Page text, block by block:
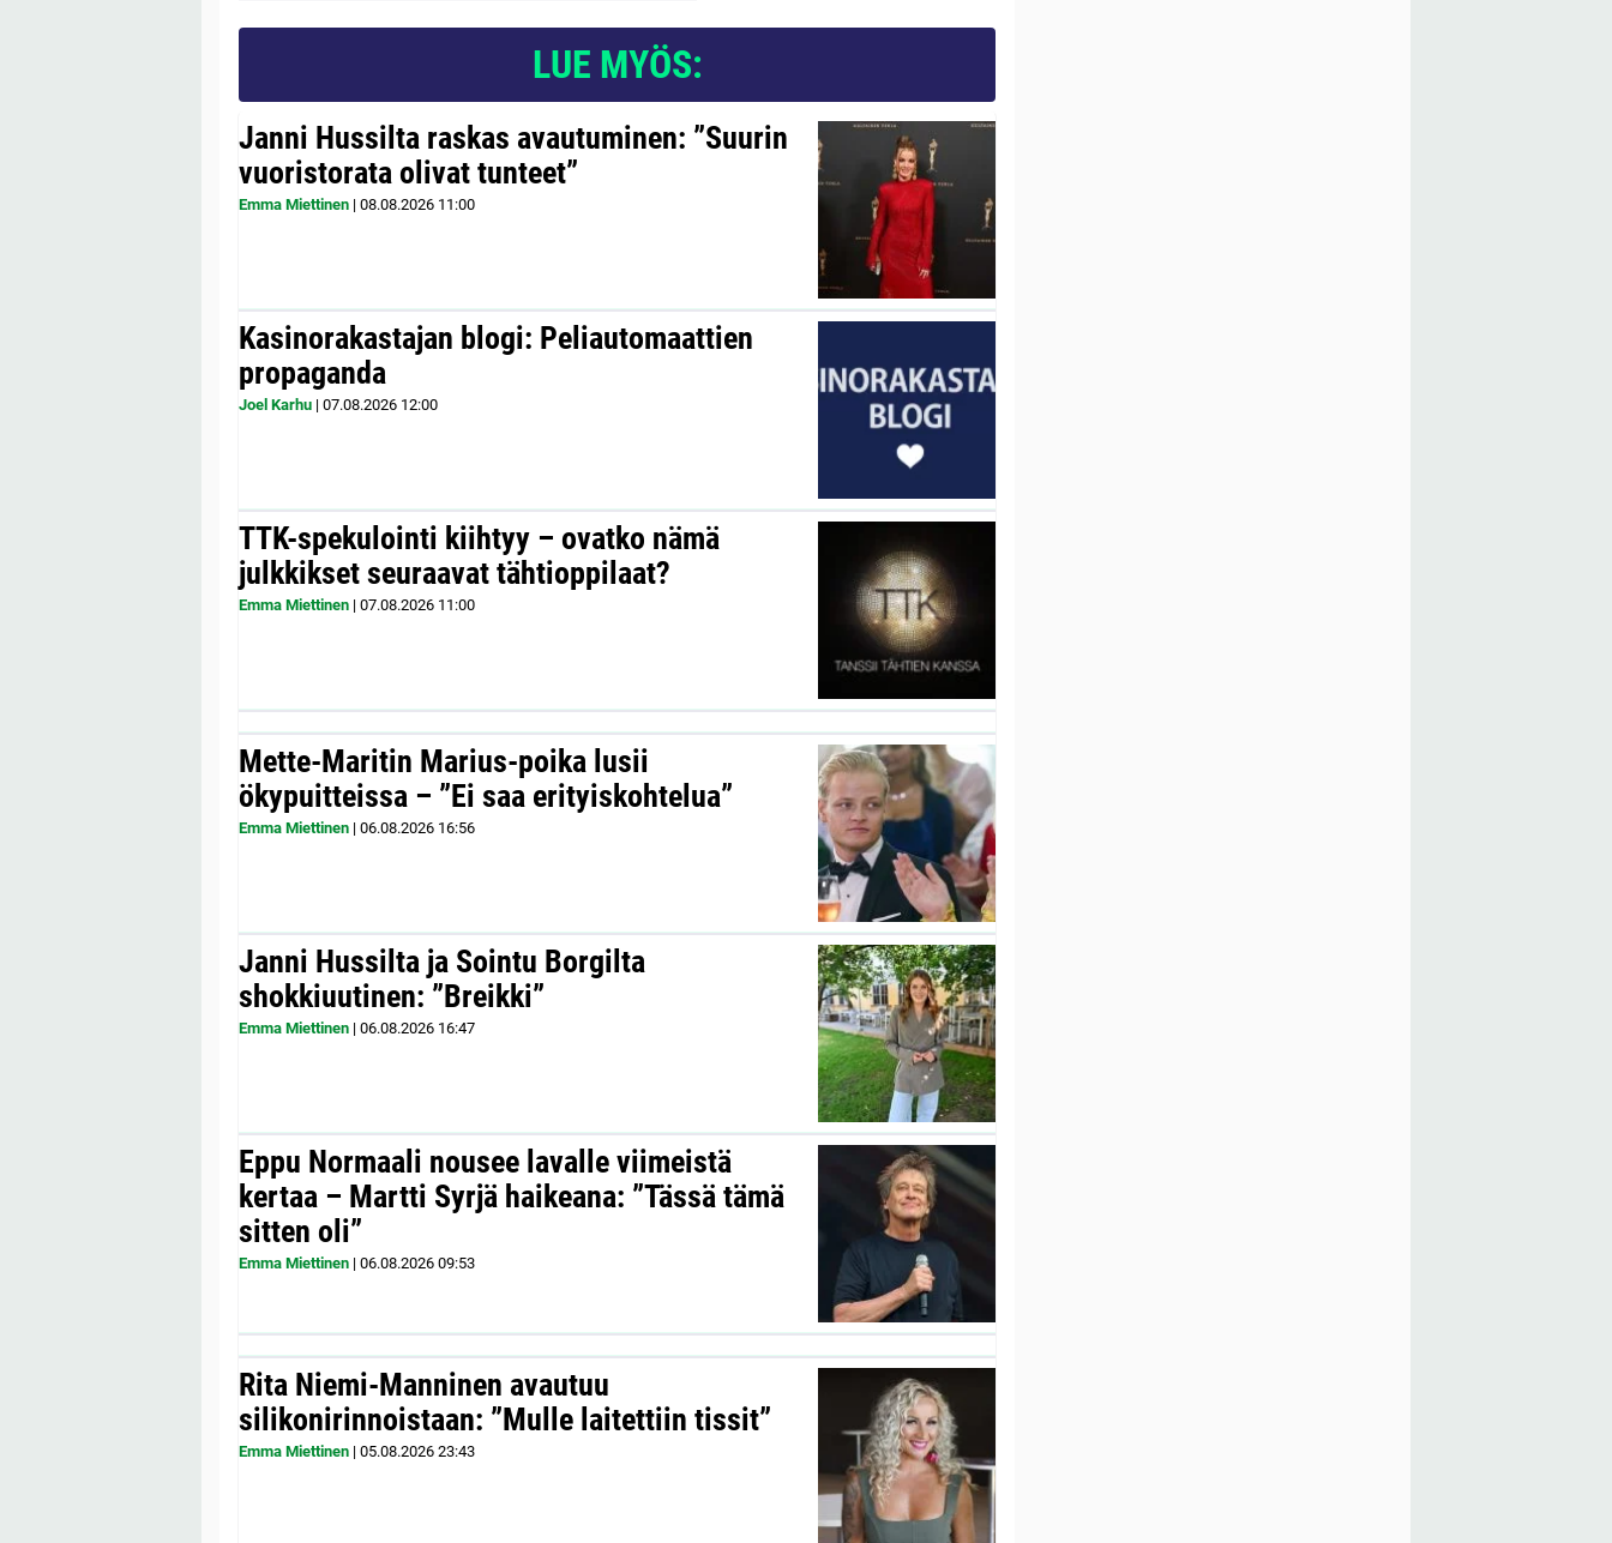
LUE MYÖS:
Janni Hussilta raskas avautuminen: ”Suurin
vuoristorata olivat tunteet”
Emma Miettinen | 08.08.2026 11:00
Kasinorakastajan blogi: Peliautomaattien
propaganda
Joel Karhu | 07.08.2026 12:00
TTK-spekulointi kiihtyy – ovatko nämä
julkkikset seuraavat tähtioppilaat?
Emma Miettinen | 07.08.2026 11:00
Mette-Maritin Marius-poika lusii
ökypuitteissa – ”Ei saa erityiskohtelua”
Emma Miettinen | 06.08.2026 16:56
Janni Hussilta ja Sointu Borgilta
shokkiuutinen: ”Breikki”
Emma Miettinen | 06.08.2026 16:47
Eppu Normaali nousee lavalle viimeistä
kertaa – Martti Syrjä haikeana: ”Tässä tämä
sitten oli”
Emma Miettinen | 06.08.2026 09:53
Rita Niemi-Manninen avautuu
silikonirinnoistaan: ”Mulle laitettiin tissit”
Emma Miettinen | 05.08.2026 23:43